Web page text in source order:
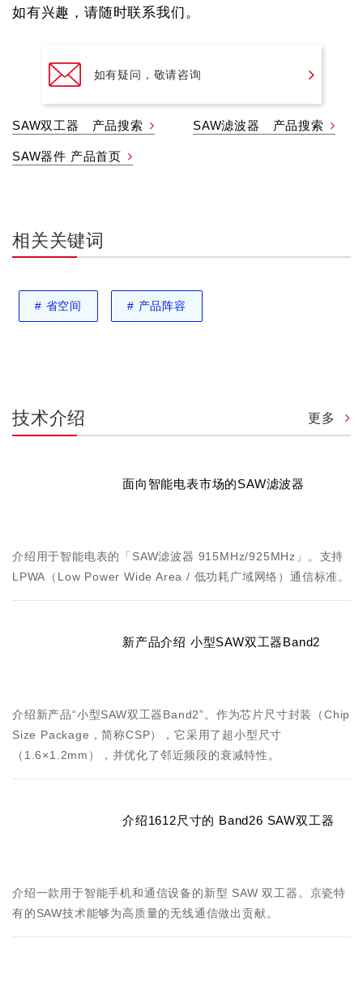
如有兴趣，请随时联系我们。
如有疑问，敬请咨询
SAW双工器 产品搜索 SAW滤波器 产品搜索
SAW器件 产品首页
相关关键词
# 省空间 # 产品阵容
技术介绍 更多
面向智能电表市场的SAW滤波器
介绍用于智能电表的「SAW滤波器 915MHz/925MHz」。支持
LPWA（Low Power Wide Area / 低功耗广域网络）通信标准。
新产品介绍 小型SAW双工器Band2
介绍新产品“小型SAW双工器Band2”。作为芯片尺寸封装（Chip
Size Package，简称CSP），它采用了超小型尺寸
（1.6×1.2mm），并优化了邻近频段的衰减特性。
介绍1612尺寸的 Band26 SAW双工器
介绍一款用于智能手机和通信设备的新型 SAW 双工器。京瓷特
有的SAW技术能够为高质量的无线通信做出贡献。